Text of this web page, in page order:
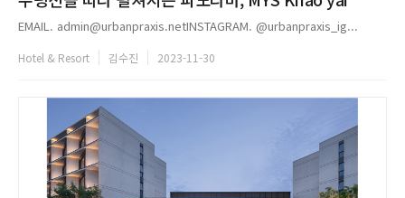
EMAIL. admin@urbanpraxis.netINSTAGRAM. @urbanpraxis_ig...
Hotel & Resort 김수진 2023-11-30